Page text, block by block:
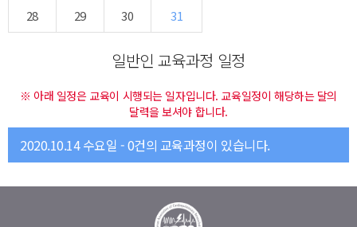
28
29 30 31
일반인 교육과정 일정
※ 아래 일정은 교육이 시행되는 일자입니다. 교육일정이 해당하는 달의
달력을 보셔야 합니다.
2020.10.14 수요일 - 0건의 교육과정이 있습니다.